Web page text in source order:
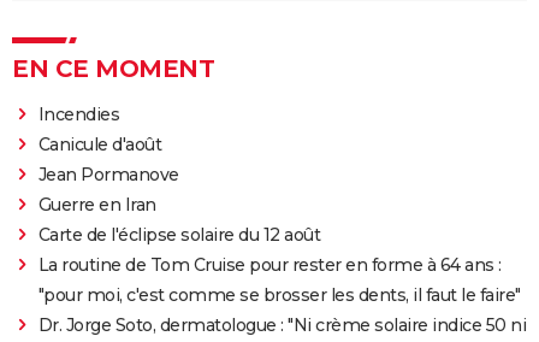
EN CE MOMENT
Incendies
Canicule d'août
Jean Pormanove
Guerre en Iran
Carte de l'éclipse solaire du 12 août
La routine de Tom Cruise pour rester en forme à 64 ans :
"pour moi, c'est comme se brosser les dents, il faut le faire"
Dr. Jorge Soto, dermatologue : "Ni crème solaire indice 50 ni